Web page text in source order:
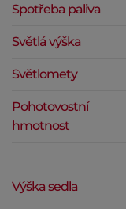
Spotřeba paliva
Světlá výška
Světlomety
Pohotovostní
hmotnost
Výška sedla